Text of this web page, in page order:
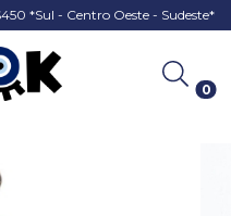
*Sul - Centro Oeste - Sudeste*
0